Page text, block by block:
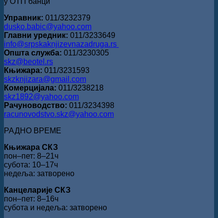
Управник: 011/3232379
dusko.babic@yahoo.com
Главни уредник: 011/3233649
info@srpskaknjizevnazadruga.rs
Општа служба: 011/3230305
skz@beotel.rs
Књижара: 011/3231593
skzknjizara@gmail.com
Комерцијала: 011/3238218
skz1892@yahoo.com
Рачуноводство: 011/3234398
racunovodstvo.skz@yahoo.com
РАДНО ВРЕМЕ
Књижара СКЗ
пон‒пет: 8‒21ч
субота: 10‒17ч
недеља: затворено
Канцеларије СКЗ
пон‒пет: 8‒16ч
субота и недеља: затворено